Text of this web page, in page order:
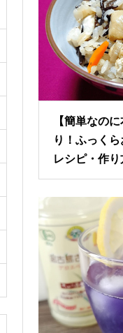
【簡単なの
り！ふっく
レシピ・作